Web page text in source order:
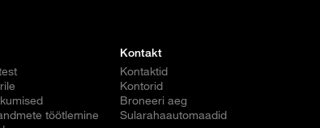
töötlemine
Kontakt
Kontaktid
Kontorid
Broneeri aeg
Sularahaautomaadid